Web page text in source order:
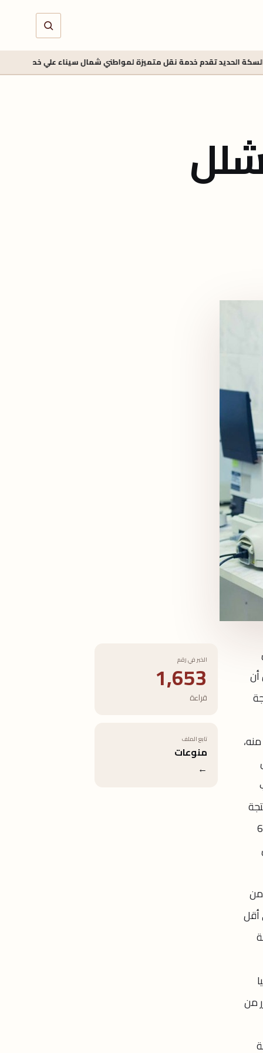
خدمة نقل متميزة لمواطني شمال سيناء علي خط القنطرة شرق / بئر العبد
أن
للدوبامين. ويقول الباحثون إن الخلايا الجلدية المبرمجة، التي زرعت في نصفي الدماغ في عمليات جراحية بفارق 6
من
أقل
من
الخبر في رقم
1,653
قراءة
تابع الملف
منوعات
←